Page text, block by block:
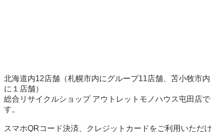
北海道内12店舗（札幌市内にグループ11店舗、苫小牧市内
に１店舗）
総合リサイクルショップ アウトレットモノハウス屯田店で
す。
スマホQRコード決済、クレジットカードをご利用いただけ